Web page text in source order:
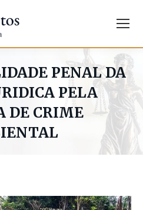
PENAL DA
PELA
DE CRIME